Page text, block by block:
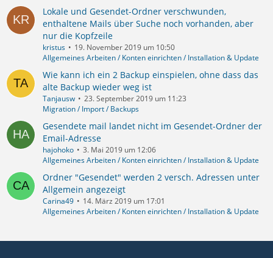
Lokale und Gesendet-Ordner verschwunden,
enthaltene Mails über Suche noch vorhanden, aber
nur die Kopfzeile
kristus
19. November 2019 um 10:50
Allgemeines Arbeiten / Konten einrichten / Installation & Update
Wie kann ich ein 2 Backup einspielen, ohne dass das
alte Backup wieder weg ist
Tanjausw
23. September 2019 um 11:23
Migration / Import / Backups
Gesendete mail landet nicht im Gesendet-Ordner der
Email-Adresse
hajohoko
3. Mai 2019 um 12:06
Allgemeines Arbeiten / Konten einrichten / Installation & Update
Ordner "Gesendet" werden 2 versch. Adressen unter
Allgemein angezeigt
Carina49
14. März 2019 um 17:01
Allgemeines Arbeiten / Konten einrichten / Installation & Update